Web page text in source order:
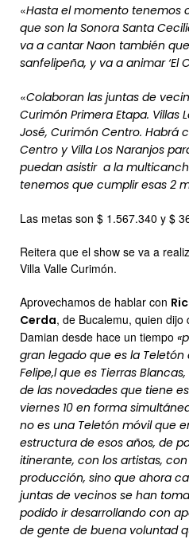
«Hasta el momento tenemos
que son la Sonora Santa
va a cantar Naon también
sanfelipeña, y va a animar ‘El
«Colaboran las juntas de
Curimón Primera Etapa. Villas
José, Curimón Centro. Habrá
Centro y Villa Los Naranjos
puedan asistir a la
tenemos que cumplir esas 2
Las metas son $ 1.567.340 y $
Reitera que el show se va a
Villa Valle Curimón.
Aprovechamos de hablar con
Cerda, de Bucalemu, quien
Damian desde hace un tiempo
gran legado que es la Teletón
Felipe,l que es Tierras
de las novedades que tiene
viernes 10 en forma
no es una Teletón móvil que
estructura de esos años, de
itinerante, con los artistas,
producción, sino que ahora
juntas de vecinos se han
podido ir desarrollando con
de gente de buena voluntad